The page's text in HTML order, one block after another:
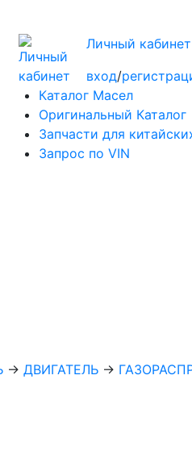
Личный кабинет
вход/
Каталог Масел
Оригинальный Каталог
Запчасти для
Запрос по VIN
→ ДВИГАТЕЛЬ →